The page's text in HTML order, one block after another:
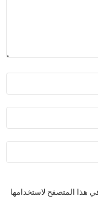
هذا المتصفح لاستخدامها